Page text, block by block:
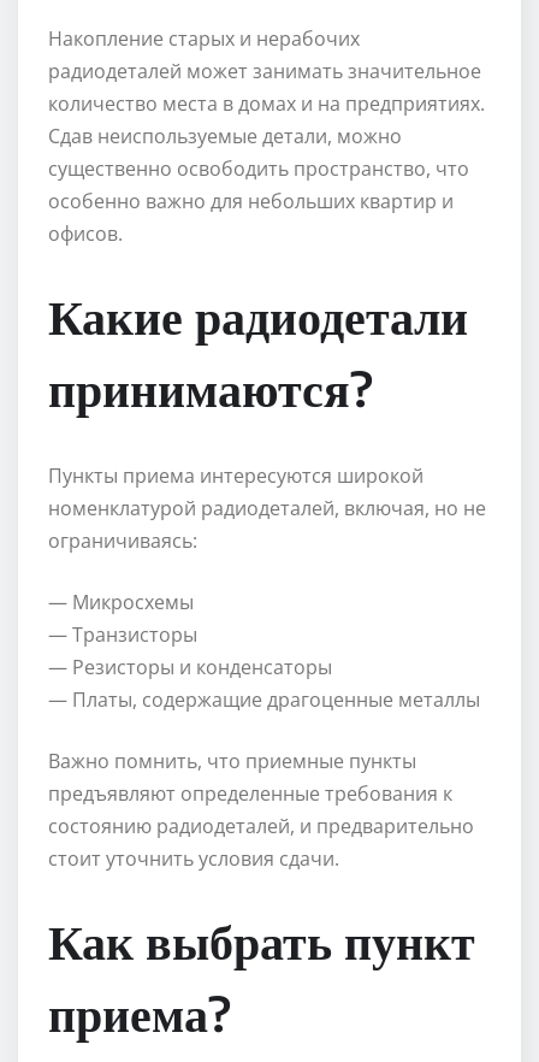
Накопление старых и нерабочих
радиодеталей может занимать значительное
количество места в домах и на предприятиях.
Сдав неиспользуемые детали, можно
существенно освободить пространство, что
особенно важно для небольших квартир и
офисов.
Какие радиодетали
принимаются?
Пункты приема интересуются широкой
номенклатурой радиодеталей, включая, но не
ограничиваясь:
— Микросхемы
— Транзисторы
— Резисторы и конденсаторы
— Платы, содержащие драгоценные металлы
Важно помнить, что приемные пункты
предъявляют определенные требования к
состоянию радиодеталей, и предварительно
стоит уточнить условия сдачи.
Как выбрать пункт
приема?